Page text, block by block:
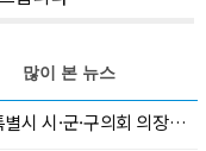
의회 의장협의회 부회장 선출
많이 본 뉴스